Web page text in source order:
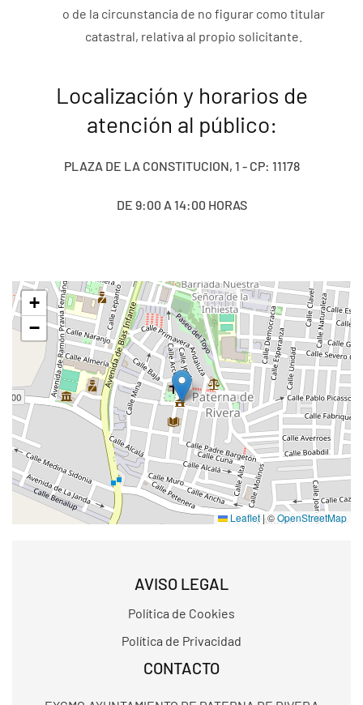
o de la circunstancia de no figurar como titular
catastral, relativa al propio solicitante.
Localización y horarios de
atención al público:
PLAZA DE LA CONSTITUCION, 1 - CP: 11178
DE 9:00 A 14:00 HORAS
+
−
Leaflet |©OpenStreetMap
AVISO LEGAL
Política de Cookies
Política de Privacidad
CONTACTO